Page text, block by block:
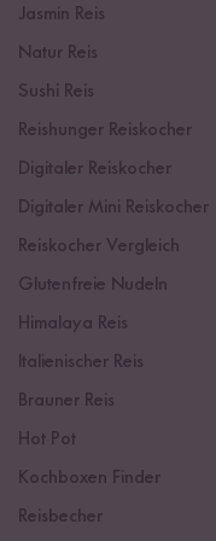
Jasmin Reis
Natur Reis
Sushi Reis
Reishunger Reiskocher
Digitaler Reiskocher
Digitaler Mini Reiskocher
Reiskocher Vergleich
Glutenfreie Nudeln
Himalaya Reis
Italienischer Reis
Brauner Reis
Hot Pot
Kochboxen Finder
Reisbecher